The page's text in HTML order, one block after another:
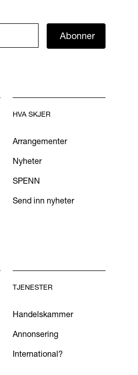
Abonner
HVA SKJER
Arrangementer
Nyheter
SPENN
Send inn nyheter
TJENESTER
Handelskammer
Annonsering
International?